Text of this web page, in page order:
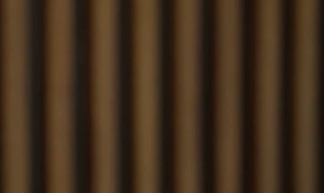
y de los negocios.